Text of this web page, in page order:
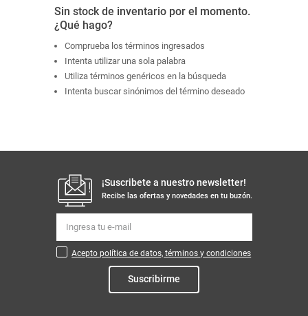
Sin stock de inventario por el momento.
¿Qué hago?
Comprueba los términos ingresados
Intenta utilizar una sola palabra
Utiliza términos genéricos en la búsqueda
Intenta buscar sinónimos del término deseado
¡Suscribete a nuestro newsletter!
Recibe las ofertas y novedades en tu buzón.
Acepto política de datos, términos y condiciones
Suscribirme